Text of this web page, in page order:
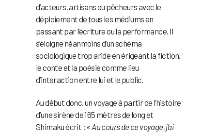
d’acteurs, artisans ou pêcheurs avec le
déploiement de tous les médiums en
passant par l’écriture ou la performance. Il
s’éloigne néanmoins d’un schéma
sociologique trop aride en érigeant la fiction,
le conte et la poésie comme lieu
d’interaction entre lui et le public.
Au début donc, un voyage à partir de l’histoire
d’une sirène de 165 mètres de long et
Shimaku écrit : « Au cours de ce voyage, j’ai